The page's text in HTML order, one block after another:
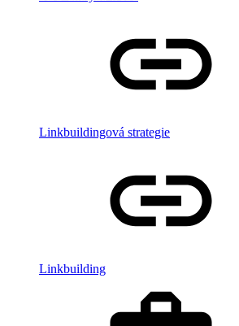
Linkbuildingová strategie
Linkbuilding